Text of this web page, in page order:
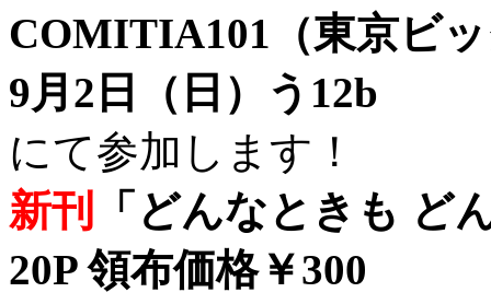
COMITIA101（東京ビ
9月2日（日）う12b
にて参加します！
新刊
「どんなときも ど
20P 領布価格￥300